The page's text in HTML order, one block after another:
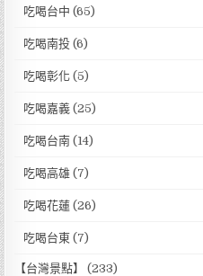
吃喝台中 (65)
吃喝南投 (6)
吃喝彰化 (5)
吃喝嘉義 (25)
吃喝台南 (14)
吃喝高雄 (7)
吃喝花蓮 (26)
吃喝台東 (7)
【台灣景點】
(233)